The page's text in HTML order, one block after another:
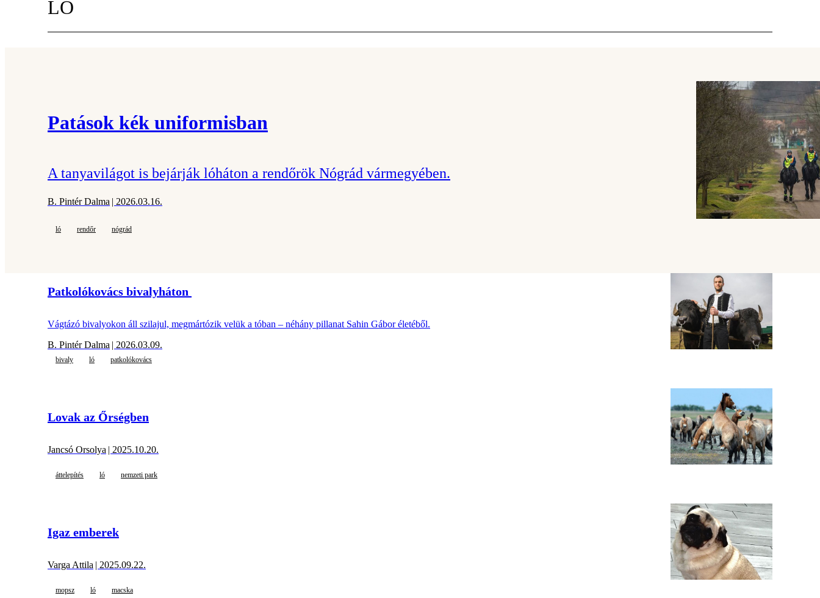
LÓ
Patások kék uniformisban
A tanyavilágot is bejárják lóháton a rendőrök Nógrád vármegyében.
B. Pintér Dalma | 2026.03.16.
ló rendőr nógrád
Patkolókovács bivalyháton
Vágtázó bivalyokon áll szilajul, megmártózik velük a tóban – néhány pillanat Sahin Gábor életéből.
B. Pintér Dalma | 2026.03.09.
bivaly ló patkolókovács
Lovak az Őrségben
Jancsó Orsolya | 2025.10.20.
áttelepítés ló nemzeti park
Igaz emberek
Varga Attila | 2025.09.22.
mopsz ló macska